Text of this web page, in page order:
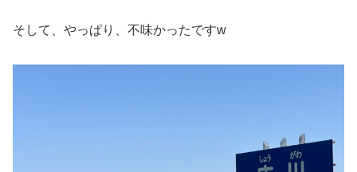
そして、やっぱり、不味かったですw